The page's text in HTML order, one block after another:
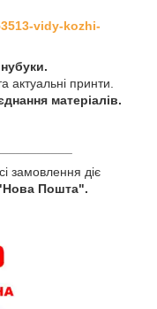
vidy-kozhi-
актуальні принти.
матеріалів.
замовлення діє
Пошта".